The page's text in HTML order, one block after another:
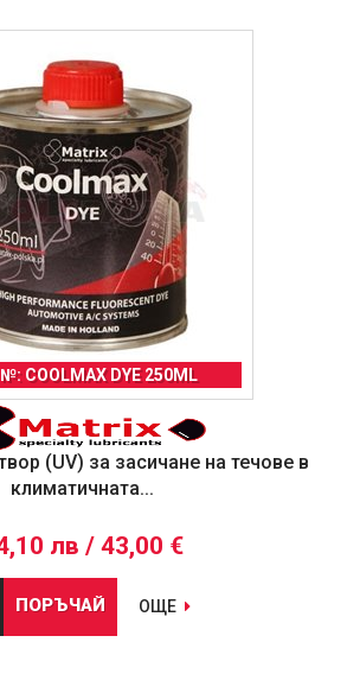
COOLMAX DYE 250ML
(UV) за засичане на течове в
климатичната...
лв / 43,00 €
ПОРЪЧАЙ ОЩЕ